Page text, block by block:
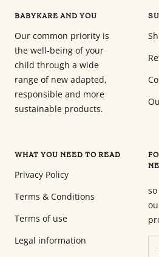
et
ciel
lit
BABYKARE AND YOU
Our common priority is
the well-being of your
child through a wide
range of new adapted,
responsible and more
sustainable products.
WHAT YOU NEED TO READ
Privacy Policy
Terms & Conditions
Terms of use
Legal information